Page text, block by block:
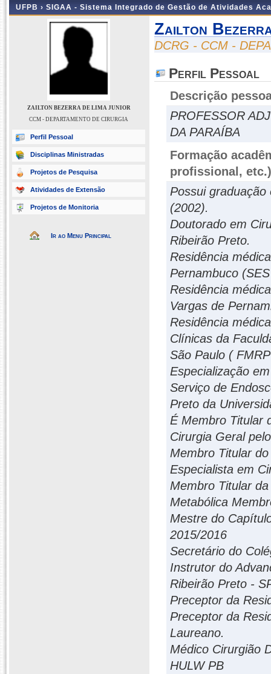
UFPB › SIGAA - Sistema Integrado de Gestão de Atividades
ZAILTON BEZERRA DE LIMA JUNIOR
CCM - DEPARTAMENTO DE CIRURGIA
Perfil Pessoal
Disciplinas Ministradas
Projetos de Pesquisa
Atividades de Extensão
Projetos de Monitoria
Ir ao Menu Principal
Zailton
DCRG - CCM -
Perfil Pessoal
Descrição
PROFESSOR
DA PARAÍBA
Formação
profissional, etc.)
Possui
(2002).
Doutorado em
Ribeirão Preto.
Residência
Pernambuco
Residência
Vargas de
Residência
Clínicas da
São Paulo (
Especialização
Serviço de
Preto da
É Membro Titular
Cirurgia Geral
Membro Titular
Especialista em
Membro Titular
Metabólica
Mestre do
2015/2016
Secretário do
Instrutor do
Ribeirão Preto -
Preceptor da
Preceptor da
Laureano.
Médico Cirurgião
HULW PB